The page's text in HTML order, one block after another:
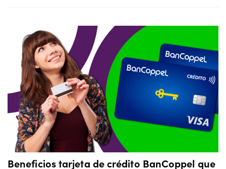
Beneficios tarjeta de crédito BanCoppel que